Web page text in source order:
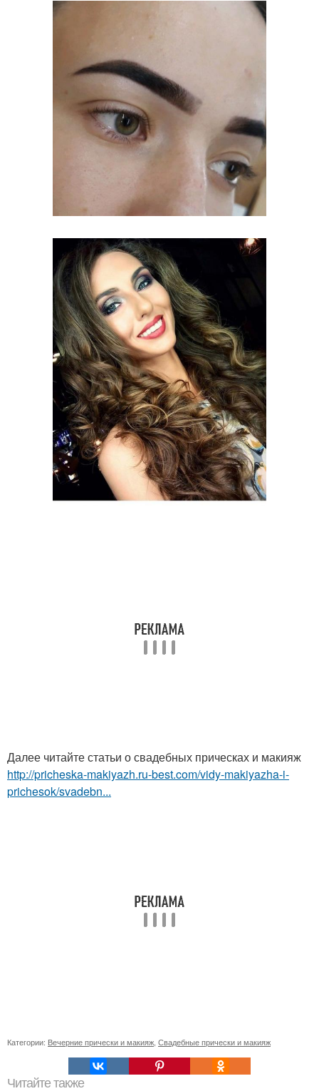
Далее читайте статьи о свадебных прическах и макияж
http://pricheska-makiyazh.ru-best.com/vidy-makiyazha-i-
prichesok/svadebn...
Категории: Вечерние прически и макияж Свадебные прически и макияж
Читайте также